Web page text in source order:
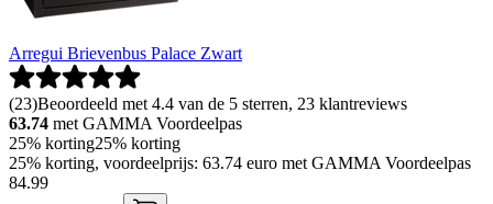
Arregui Brievenbus Palace Zwart
(23)Beoordeeld met 4.4 van de 5 sterren, 23 klantreviews
63.74 met GAMMA Voordeelpas
25% korting25% korting
25% korting, voordeelprijs: 63.74 euro met GAMMA Voordeelpas
84.99